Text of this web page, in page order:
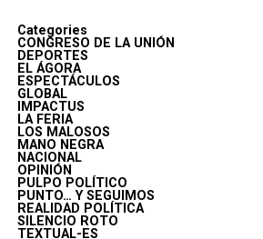
Categories
CONGRESO DE LA UNIÓN
DEPORTES
EL ÁGORA
ESPECTÁCULOS
GLOBAL
IMPACTUS
LA FERIA
LOS MALOSOS
MANO NEGRA
NACIONAL
OPINIÓN
PULPO POLÍTICO
PUNTO… Y SEGUIMOS
REALIDAD POLÍTICA
SILENCIO ROTO
TEXTUAL-ES